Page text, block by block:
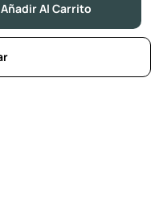
Añadir Al Carrito